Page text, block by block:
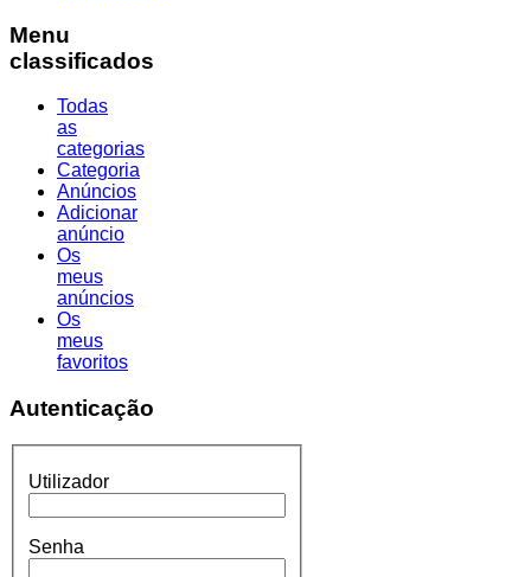
Menu
classificados
Todas
as
categorias
Categoria
Anúncios
Adicionar
anúncio
Os
meus
anúncios
Os
meus
favoritos
Autenticação
Utilizador
Senha